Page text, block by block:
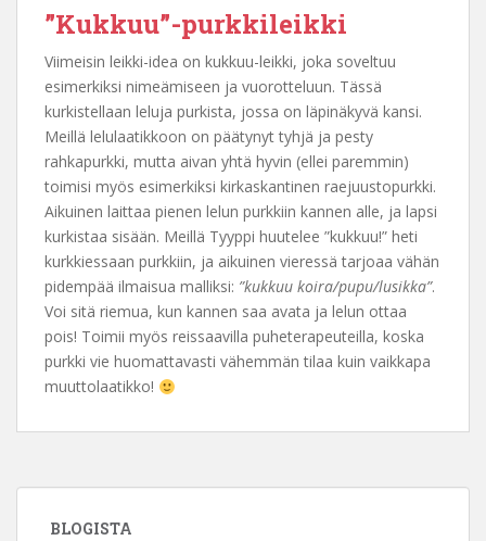
”Kukkuu”-purkkileikki
Viimeisin leikki-idea on kukkuu-leikki, joka soveltuu
esimerkiksi nimeämiseen ja vuorotteluun. Tässä
kurkistellaan leluja purkista, jossa on läpinäkyvä kansi.
Meillä lelulaatikkoon on päätynyt tyhjä ja pesty
rahkapurkki, mutta aivan yhtä hyvin (ellei paremmin)
toimisi myös esimerkiksi kirkaskantinen raejuustopurkki.
Aikuinen laittaa pienen lelun purkkiin kannen alle, ja lapsi
kurkistaa sisään. Meillä Tyyppi huutelee ”kukkuu!” heti
kurkkiessaan purkkiin, ja aikuinen vieressä tarjoaa vähän
pidempää ilmaisua malliksi: ”kukkuu koira/pupu/lusikka”.
Voi sitä riemua, kun kannen saa avata ja lelun ottaa
pois! Toimii myös reissaavilla puheterapeuteilla, koska
purkki vie huomattavasti vähemmän tilaa kuin vaikkapa
muuttolaatikko!
BLOGISTA